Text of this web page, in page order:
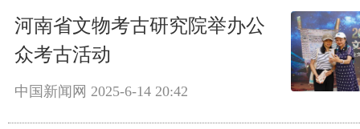
河南省文物考古研究院举办公
众考古活动
中国新闻网 2025-6-14 20:42